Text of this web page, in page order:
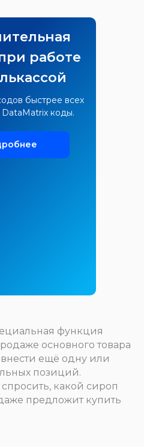
работе
быстрее всех
DataMatrix коды.
функция
основного товара
ещё одну или
позиций.
какой сироп
предложит купить